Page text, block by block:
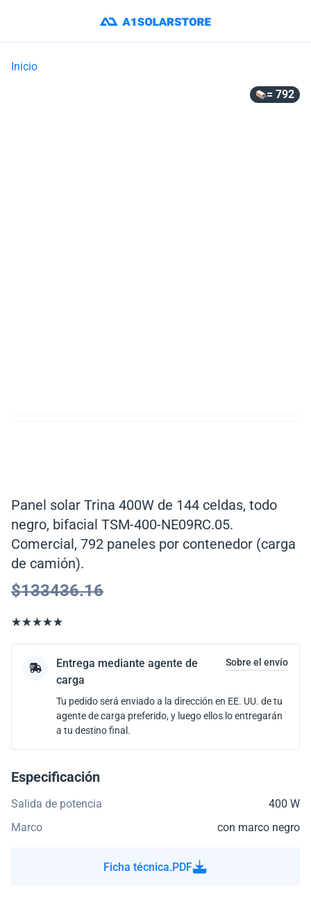
Inicio
= 792
Panel solar Trina 400W de 144 celdas, todo
negro, bifacial TSM-400-NE09RC.05.
Comercial, 792 paneles por contenedor (carga
de camión).
$133436.16
Entrega mediante agente de
carga
Sobre el envío
Tu pedido será enviado a la dirección en EE. UU. de tu
agente de carga preferido, y luego ellos lo entregarán
a tu destino final.
Especificación
Salida de potencia
400 W
Marco
con marco negro
Ficha técnica.PDF